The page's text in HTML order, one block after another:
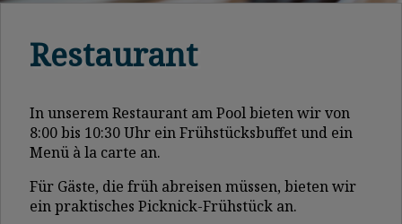
Restaurant
In unserem Restaurant am Pool bieten wir von
8:00 bis 10:30 Uhr ein Frühstücksbuffet und ein
Menü à la carte an.
Für Gäste, die früh abreisen müssen, bieten wir
ein praktisches Picknick-Frühstück an.